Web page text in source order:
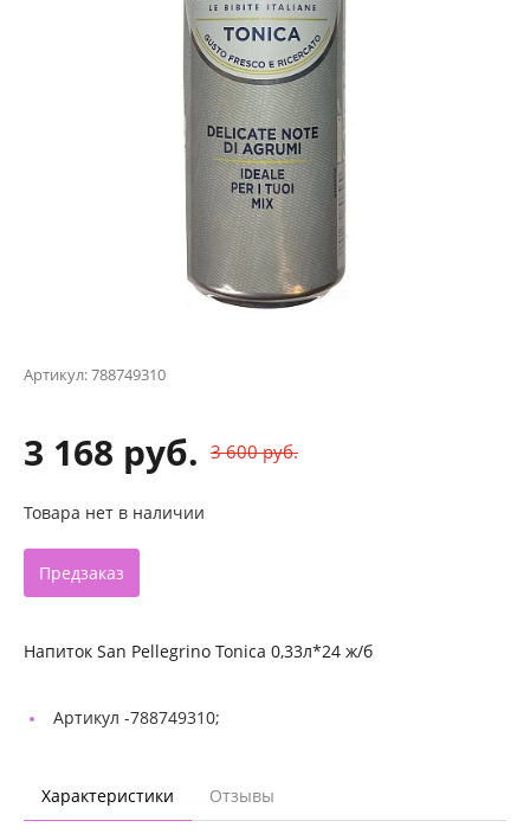
Артикул:788749310
3 168 руб. 3 600 руб.
Товара нет в наличии
Предзаказ
Напиток San Pellegrino Tonica 0,33л*24 ж/б
Артикул -788749310;
Характеристики Отзывы